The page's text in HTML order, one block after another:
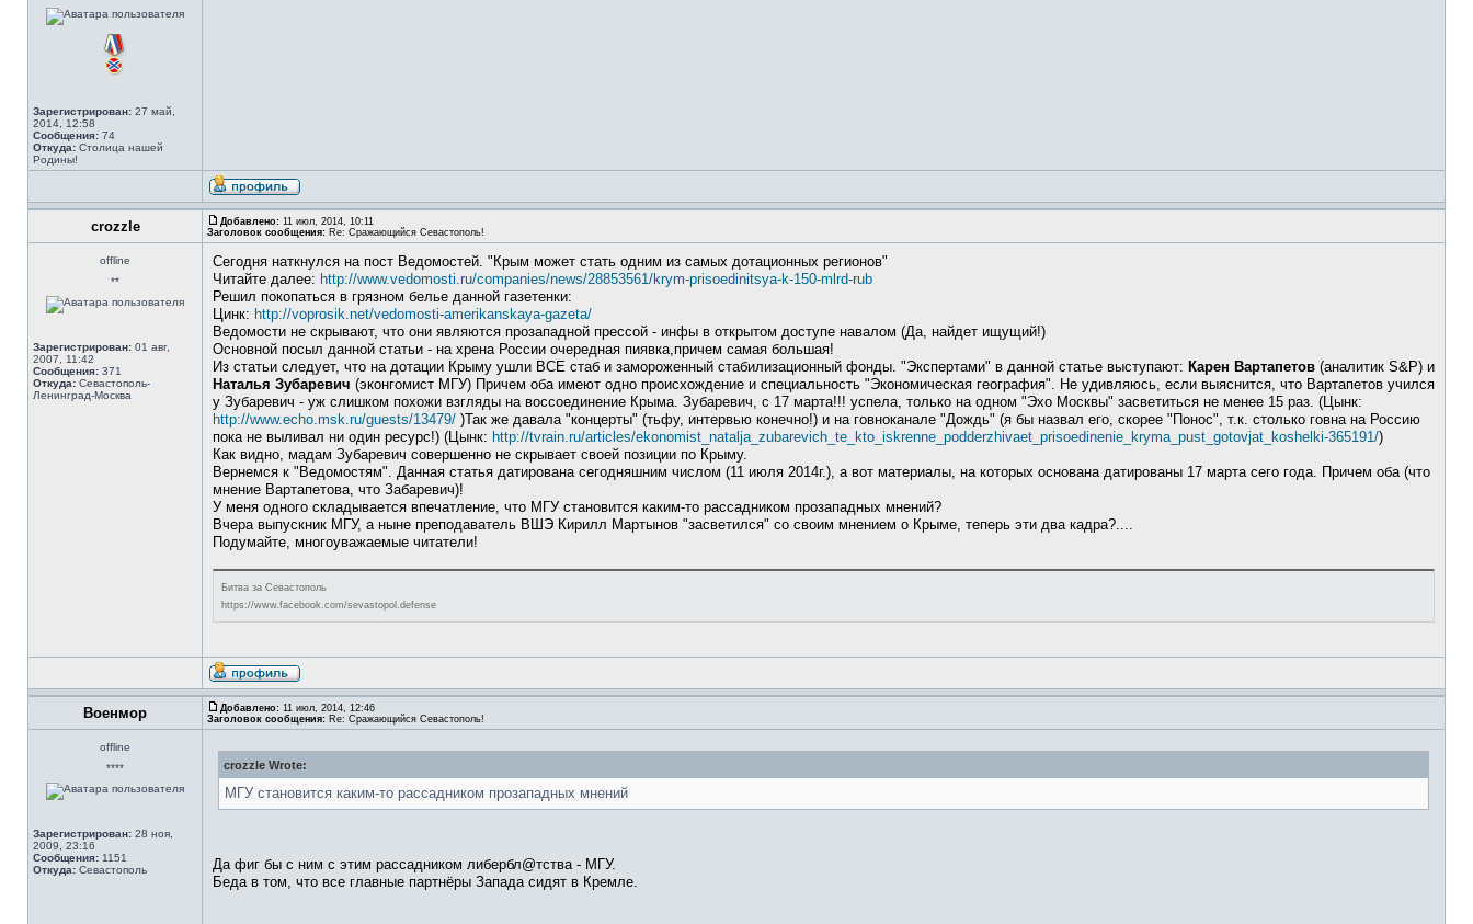
Зарегистрирован: 27 май,
2014, 12:58
Сообщения: 74
Откуда: Столица нашей
Родины!
crozzle Добавлено: 11 июл, 2014, 10:11
Заголовок сообщения: Re: Сражающийся Севастополь!
offline
**
Зарегистрирован: 01 авг,
2007, 11:42
Сообщения: 371
Откуда: Севастополь-
Ленинград-Москва
Сегодня наткнулся на пост Ведомостей. "Крым может стать одним из самых дотационных регионов"
Читайте далее: http://www.vedomosti.ru/companies/news/28853561/krym-prisoedinitsya-k-150-mlrd-rub
Решил покопаться в грязном белье данной газетенки:
Цинк: http://voprosik.net/vedomosti-amerikanskaya-gazeta/
Ведомости не скрывают, что они являются прозападной прессой - инфы в открытом доступе навалом (Да, найдет ищущий!)
Основной посыл данной статьи - на хрена России очередная пиявка,причем самая большая!
Из статьи следует, что на дотации Крыму ушли ВСЕ стаб и замороженный стабилизационный фонды. "Экспертами" в данной статье выступают: Карен Вартапетов (аналитик S&P) и
Наталья Зубаревич (эконгомист МГУ) Причем оба имеют одно происхождение и специальность "Экономическая география". Не удивляюсь, если выяснится, что Вартапетов учился
у Зубаревич - уж слишком похожи взгляды на воссоединение Крыма. Зубаревич, с 17 марта!!! успела, только на одном "Эхо Москвы" засветиться не менее 15 раз. (Цынк:
http://www.echo.msk.ru/guests/13479/ )Так же давала "концерты" (тьфу, интервью конечно!) и на говноканале "Дождь" (я бы назвал его, скорее "Понос", т.к. столько говна на Россию
пока не выливал ни один ресурс!) (Цынк: http://tvrain.ru/articles/ekonomist_natalja_zubarevich_te_kto_iskrenne_podderzhivaet_prisoedinenie_kryma_pust_gotovjat_koshelki-365191/)
Как видно, мадам Зубаревич совершенно не скрывает своей позиции по Крыму.
Вернемся к "Ведомостям". Данная статья датирована сегодняшним числом (11 июля 2014г.), а вот материалы, на которых основана датированы 17 марта сего года. Причем оба (что
мнение Вартапетова, что Забаревич)!
У меня одного складывается впечатление, что МГУ становится каким-то рассадником прозападных мнений?
Вчера выпускник МГУ, а ныне преподаватель ВШЭ Кирилл Мартынов "засветился" со своим мнением о Крыме, теперь эти два кадра?....
Подумайте, многоуважаемые читатели!
Битва за Севастополь
https://www.facebook.com/sevastopol.defense
Военмор Добавлено: 11 июл, 2014, 12:46
Заголовок сообщения: Re: Сражающийся Севастополь!
offline
****
Зарегистрирован: 28 ноя,
2009, 23:16
Сообщения: 1151
Откуда: Севастополь
crozzle Wrote:
МГУ становится каким-то рассадником прозападных мнений
Да фиг бы с ним с этим рассадником либербл@тства - МГУ.
Беда в том, что все главные партнёры Запада сидят в Кремле.